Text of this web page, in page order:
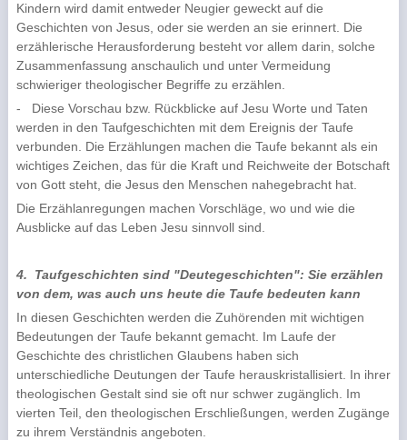
Kindern wird damit entweder Neugier geweckt auf die
Geschichten von Jesus, oder sie werden an sie erinnert. Die
erzählerische Herausforderung besteht vor allem darin, solche
Zu­sammenfassung anschaulich und unter Vermeidung
schwieriger theologischer Begriffe zu er­zählen.
-
Diese Vorschau bzw. Rückblicke auf Jesu Worte und Taten
werden in den Taufgeschichten mit dem Ereignis der Taufe
verbunden. Die Erzählungen machen die Taufe bekannt als ein
wichti­ges Zeichen, das für die Kraft und Reichweite der Botschaft
von Gott steht, die Jesus den Menschen nahegebracht hat.
Die Erzählanregungen machen Vorschläge, wo und wie die
Ausblicke auf das Leben Jesu sinnvoll sind.
4.
Taufgeschichten sind "Deutegeschichten": Sie erzählen
von dem, was auch uns heute die Taufe bedeuten kann
In diesen Geschichten werden die Zuhörenden mit wichtigen
Bedeutungen der Taufe bekannt ge­macht. Im Laufe der
Geschichte des christlichen Glaubens haben sich
unterschiedliche Deutungen der Taufe herauskristallisiert. In ihrer
theologischen Gestalt sind sie oft nur schwer zugänglich. Im
vierten Teil, den theologischen Erschließungen, werden Zugänge
zu ihrem Verständnis angeboten.